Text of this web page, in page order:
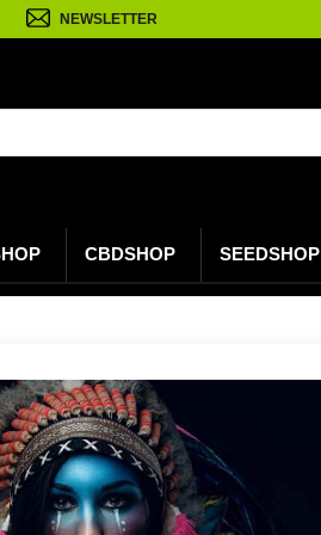
NEWSLETTER
CBDSHOP SEEDSHOP